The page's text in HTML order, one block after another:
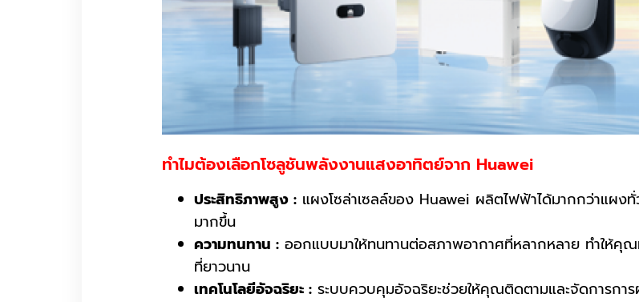
ทำไมต้องเลือกโซลูชันพลังงานแสงอาทิตย์จาก Huawei
ประสิทธิภาพสูง : แผงโซล่าเซลล์ของ Huawei ผลิตไฟฟ้าได้มากกว่าแผง
มากขึ้น
ความทนทาน : ออกแบบมาให้ทนทานต่อสภาพอากาศที่หลากหลาย ทำให้คุณ
ที่ยาวนาน
เทคโนโลยีอัจฉริยะ : ระบบควบคุมอัจฉริยะช่วยให้คุณติดตามและจัดการกา